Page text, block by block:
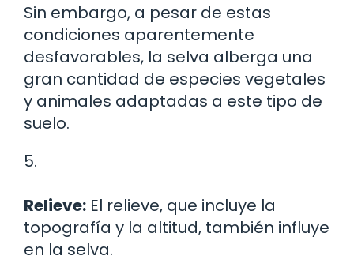
Sin embargo, a pesar de estas
condiciones aparentemente
desfavorables, la selva alberga una
gran cantidad de especies vegetales
y animales adaptadas a este tipo de
suelo.
5.
Relieve: El relieve, que incluye la
topografía y la altitud, también influye
en la selva.